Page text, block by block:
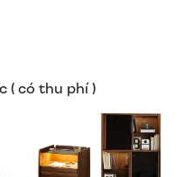
( có thu phí )